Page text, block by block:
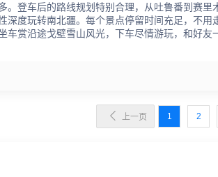
。登车后的路线规划特别合理，从吐鲁番到赛里
深度玩转南北疆。每个景点停留时间充足，不用
赏沿途戈壁雪山风光，下车尽情游玩，和好友
 上一页 1 2